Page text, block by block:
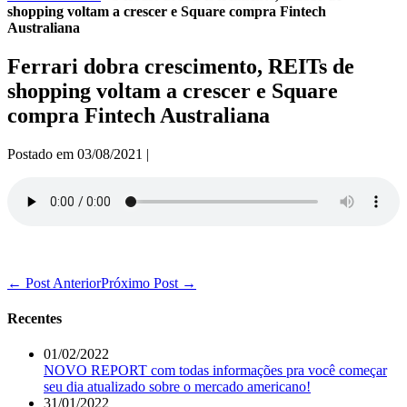
shopping voltam a crescer e Square compra Fintech
Australiana
Ferrari dobra crescimento, REITs de
shopping voltam a crescer e Square
compra Fintech Australiana
Postado em 03/08/2021 |
Navegação
post
← Post AnteriorPróximo Post →
Recentes
01/02/2022
NOVO REPORT com todas informações pra você começar
seu dia atualizado sobre o mercado americano!
31/01/2022